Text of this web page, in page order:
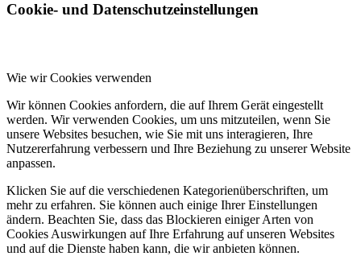
Cookie- und Datenschutzeinstellungen
Wie wir Cookies verwenden
Wir können Cookies anfordern, die auf Ihrem Gerät eingestellt
werden. Wir verwenden Cookies, um uns mitzuteilen, wenn Sie
unsere Websites besuchen, wie Sie mit uns interagieren, Ihre
Nutzererfahrung verbessern und Ihre Beziehung zu unserer Website
anpassen.
Klicken Sie auf die verschiedenen Kategorienüberschriften, um
mehr zu erfahren. Sie können auch einige Ihrer Einstellungen
ändern. Beachten Sie, dass das Blockieren einiger Arten von
Cookies Auswirkungen auf Ihre Erfahrung auf unseren Websites
und auf die Dienste haben kann, die wir anbieten können.